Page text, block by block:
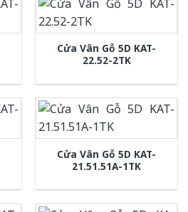
Cửa Vân Gỗ 5D KAT-
22.52-2TK
Cửa Vân Gỗ 5D KAT-
21.51.51A-1TK